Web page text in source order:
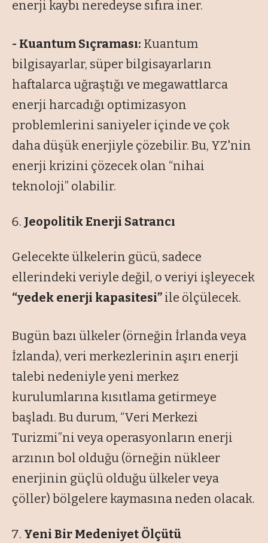
enerji kaybı neredeyse sıfıra iner.
- Kuantum Sıçraması: Kuantum
bilgisayarlar, süper bilgisayarların
haftalarca uğraştığı ve megawattlarca
enerji harcadığı optimizasyon
problemlerini saniyeler içinde ve çok
daha düşük enerjiyle çözebilir. Bu, YZ'nin
enerji krizini çözecek olan “nihai
teknoloji” olabilir.
Jeopolitik Enerji Satrancı
Gelecekte ülkelerin gücü, sadece
ellerindeki veriyle değil, o veriyi işleyecek
“yedek enerji kapasitesi” ile ölçülecek.
Bugün bazı ülkeler (örneğin İrlanda veya
İzlanda), veri merkezlerinin aşırı enerji
talebi nedeniyle yeni merkez
kurulumlarına kısıtlama getirmeye
başladı. Bu durum, “Veri Merkezi
Turizmi”ni veya operasyonların enerji
arzının bol olduğu (örneğin nükleer
enerjinin güçlü olduğu ülkeler veya
çöller) bölgelere kaymasına neden olacak.
Yeni Bir Medeniyet Ölçütü